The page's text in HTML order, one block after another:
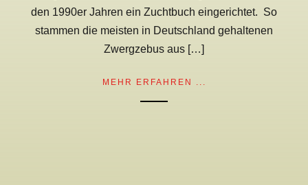
den 1990er Jahren ein Zuchtbuch eingerichtet. So
stammen die meisten in Deutschland gehaltenen
Zwergzebus aus […]
MEHR ERFAHREN ...